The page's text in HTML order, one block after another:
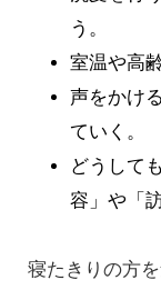
う。
室温や高
声をかけ
ていく。
どうして
容」や「
寝たきりの方